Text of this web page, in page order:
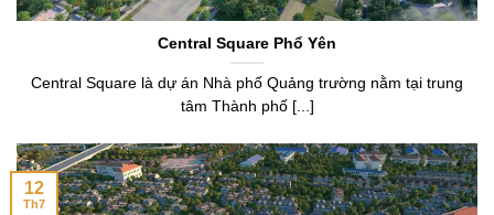
Central Square Phổ Yên
Central Square là dự án Nhà phố Quảng trường nằm tại trung
tâm Thành phố [...]
12
Th7